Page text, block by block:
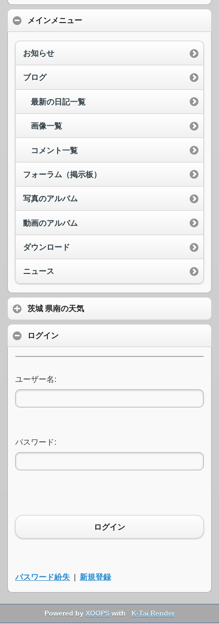
メインメニュー
お知らせ
ブログ
最新の日記一覧
画像一覧
コメント一覧
フォーラム（掲示板）
写真のアルバム
動画のアルバム
ダウンロード
ニュース
茨城 県南の天気
ログイン
ユーザー名:
パスワード:
ログイン
パスワード紛失 新規登録
Powered byXOOPS with K-Tai Render